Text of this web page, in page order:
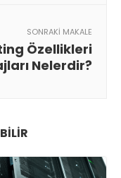
SONRAKI MAKALE
Özellikleri
Nelerdir?